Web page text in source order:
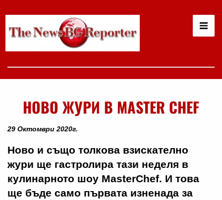
НОВО ЖУРИ В MASTER CHEF
29 Октомври 2020г.
Ново и също толкова взискателно
жури ще гастролира тази неделя в
кулинарното шоу MasterChef. И това
ще бъде само първата изненада за